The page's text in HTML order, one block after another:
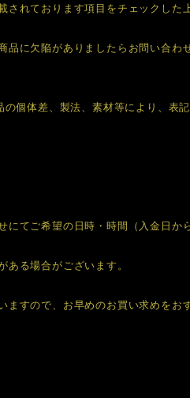
れております項目をチェックした
に欠陥がありましたらお問い合わ
個体差、製法、素材等により、表
てご希望の日時・時間（入金日か
ある場合がございます。
すので、お早めのお買い求めをお